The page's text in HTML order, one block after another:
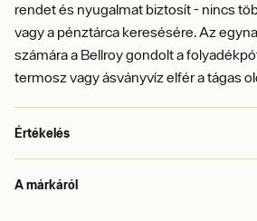
rendet és nyugalmat biztosít - nincs
vagy a pénztárca keresésére. Az
számára a Bellroy gondolt a
termosz vagy ásványvíz elfér a tágas
Értékelés
A márkáról